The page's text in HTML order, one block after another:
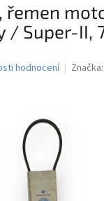
řemen
/ Super-II,
hodnocení Značka: